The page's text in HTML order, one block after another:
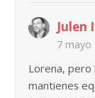
Julen
7 mayo
Lorena, pero
mantienes